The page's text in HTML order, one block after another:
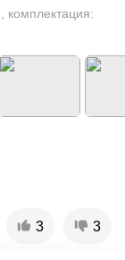
комплектация:
3 3